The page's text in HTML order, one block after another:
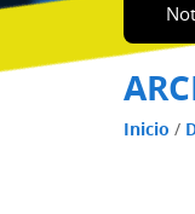
Inicio /